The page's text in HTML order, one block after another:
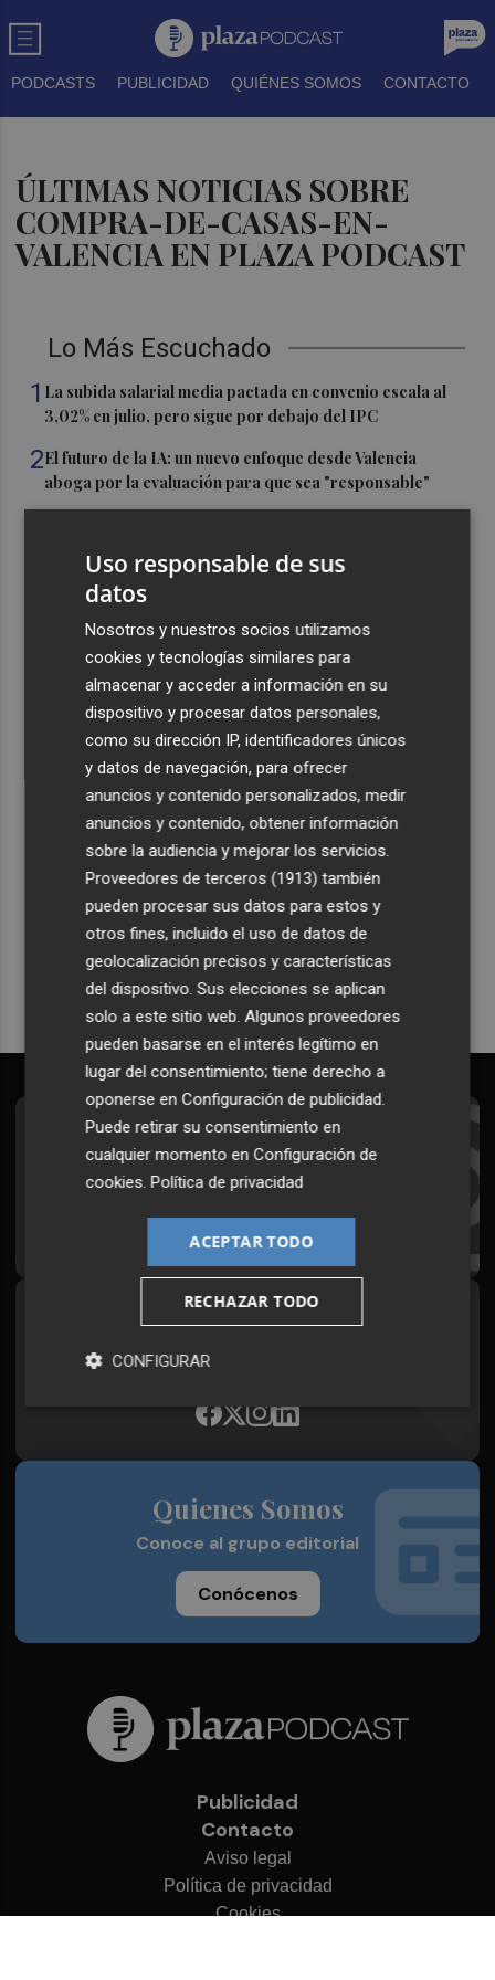
PODCASTS PUBLICIDAD QUIÉNES SOMOS CONTACTO
ÚLTIMAS NOTICIAS SOBRE
COMPRA-DE-CASAS-EN-
VALENCIA EN PLAZA PODCAST
Lo Más Escuchado
1 La subida salarial media pactada en convenio escala al
3,02% en julio, pero sigue por debajo del IPC
2El futuro de la IA: un nuevo enfoque desde Valencia
aboga por la evaluación para que sea "responsable"
peatonal hacia San Fernando
trasladará su actividad a Fuente Álamo
Las exportaciones agroalimentarias españolas se elevan
un 3% en 2025, hasta superar los 78.000 millones
Recibe toda la actualidad de
Plaza Podcast en tu correo
Quiero suscribirme
Suscríbete al Boletín
Todos los días a primera hora en tu email
Síguenos en redes
Plaza Podcast, desde cualquier medio
Quienes Somos
Conoce al grupo editorial
Conócenos
Publicidad
Contacto
Aviso legal
Política de privacidad
Cookies
Uso responsable de sus
datos
Nosotros y nuestros socios utilizamos
cookies y tecnologías similares para
almacenar y acceder a información en su
dispositivo y procesar datos personales,
como su dirección IP, identificadores únicos
y datos de navegación, para ofrecer
anuncios y contenido personalizados, medir
anuncios y contenido, obtener información
sobre la audiencia y mejorar los servicios.
Proveedores de terceros (1913) también
pueden procesar sus datos para estos y
otros fines, incluido el uso de datos de
geolocalización precisos y características
del dispositivo. Sus elecciones se aplican
solo a este sitio web. Algunos proveedores
pueden basarse en el interés legítimo en
lugar del consentimiento; tiene derecho a
oponerse enConfiguración de publicidad.
Puede retirar su consentimiento en
cualquier momento enConfiguración de
cookies.Política de privacidad
ACEPTAR TODO
RECHAZAR TODO
CONFIGURAR